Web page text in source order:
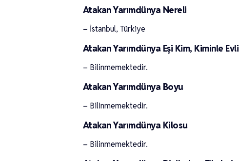
Atakan Yarımdünya Nereli
– İstanbul, Türkiye
Atakan Yarımdünya Eşi Kim, Kiminle Evli
– Bilinmemektedir.
Atakan Yarımdünya Boyu
– Bilinmemektedir.
Atakan Yarımdünya Kilosu
– Bilinmemektedir.